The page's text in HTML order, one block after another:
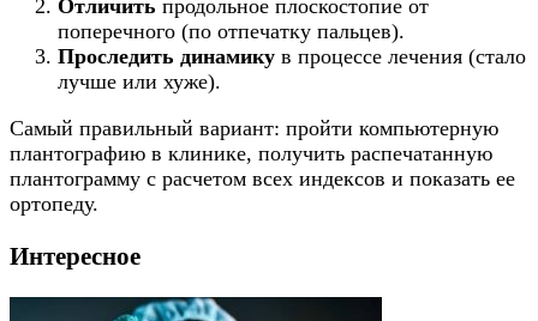
Отличить продольное плоскостопие от
поперечного (по отпечатку пальцев).
Проследить динамику в процессе лечения (стало
лучше или хуже).
Самый правильный вариант: пройти компьютерную
плантографию в клинике, получить распечатанную
плантограмму с расчетом всех индексов и показать ее
ортопеду.
Интересное